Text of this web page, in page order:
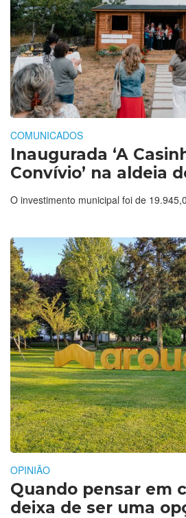
COMUNICADOS
Inaugurada ‘A
Convívio’ na aldeia
O investimento municipal foi de
OPINIÃO
Quando pensar em
deixa de ser uma